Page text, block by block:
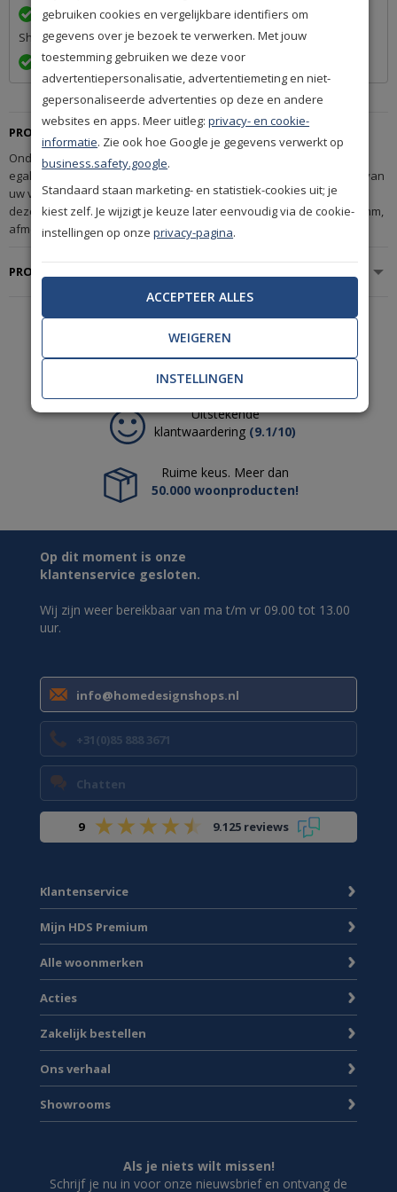
Een betrouwbare levering door ons lidmaatschap van Q-
Shops
Exact volgens afspraak en met Track & Trace informatie
PRODUCTBESCHRIJVING
Ondervloerplaten speciaal voor onder 2 mm vinyl. Egalfloor Fini
egaliseert oneffenheden uitstekend en verhoogt het loopcomfort van
uw vinyl. De drukvastheid en het deuk herstellende vermogen van
deze ondervloer maken hem hiervoor bijzonder geschikt. dikte: 5 mm,
afmeting: 80 x 57 cm pak à 10,03 m²
PRODUCTSPECIFICATIES
De mooisteA-merken
uit de woonbranche.
Uitstekende
klantwaardering (9.1/10)
Ruime keus. Meer dan
50.000 woonproducten!
Op dit moment is onze
klantenservice gesloten.
Wij zijn weer bereikbaar van ma t/m vr 09.00 tot 13.00
uur.
info@homedesignshops.nl
+31(0)85 888 3671
Chatten
9 9.125 reviews
Klantenservice
Mijn HDS Premium
Alle woonmerken
Acties
Zakelijk bestellen
Ons verhaal
Showrooms
Als je niets wilt missen!
Schrijf je nu in voor onze nieuwsbrief en ontvang de
gebruiken cookies en vergelijkbare identifiers om
gegevens over je bezoek te verwerken. Met jouw
toestemming gebruiken we deze voor
advertentiepersonalisatie, advertentiemeting en niet-
gepersonaliseerde advertenties op deze en andere
websites en apps. Meer uitleg:privacy- en cookie-
informatie. Zie ook hoe Google je gegevens verwerkt op
business.safety.google.
Standaard staan marketing- en statistiek-cookies uit; je
kiest zelf. Je wijzigt je keuze later eenvoudig via de cookie-
instellingen op onzeprivacy-pagina.
ACCEPTEER ALLES
WEIGEREN
INSTELLINGEN